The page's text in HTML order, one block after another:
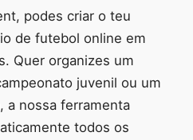
podes criar o teu
de futebol online em
Quer organizes um
juvenil ou um
a nossa ferramenta
todos os